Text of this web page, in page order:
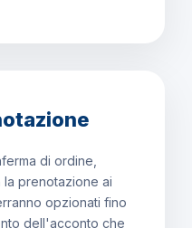
di ordine,
prenotazione ai
opzionati fino
dell'acconto che